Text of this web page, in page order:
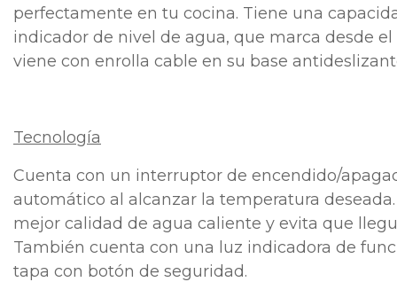
perfectamente en tu cocina. Tiene una
indicador de nivel de agua, que marca desde
viene con enrolla cable en su base
Tecnología
Cuenta con un interruptor de encendido/
automático al alcanzar la temperatura
mejor calidad de agua caliente y evita que
También cuenta con una luz indicadora de
tapa con botón de seguridad.